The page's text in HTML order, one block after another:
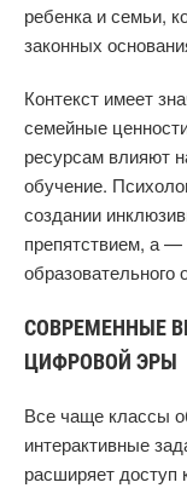
ребенка и семьи,
законных
Контекст имеет
семейные
ресурсам влияют
обучение.
создании
препятствием, а —
образовательного
СОВРЕМЕННЫЕ
ЦИФРОВОЙ ЭРЫ
Все чаще классы
интерактивные
расширяет доступ